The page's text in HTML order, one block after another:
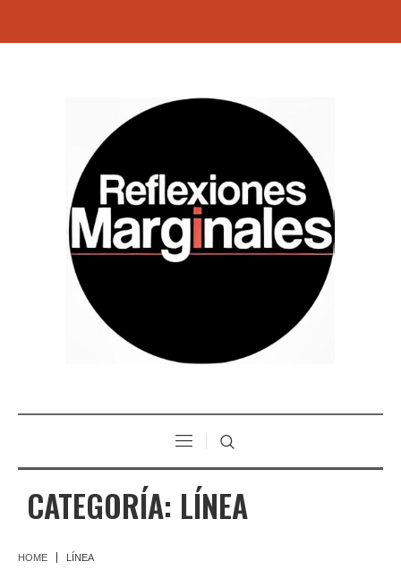
CATEGORÍA: LÍNEA
HOME LÍNEA